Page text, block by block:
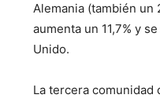
Alemania (también un
aumenta un 11,7% y
Unido.
La tercera comunidad